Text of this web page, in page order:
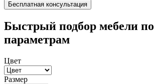
Быстрый подбор мебели по
параметрам
Цвет
Размер